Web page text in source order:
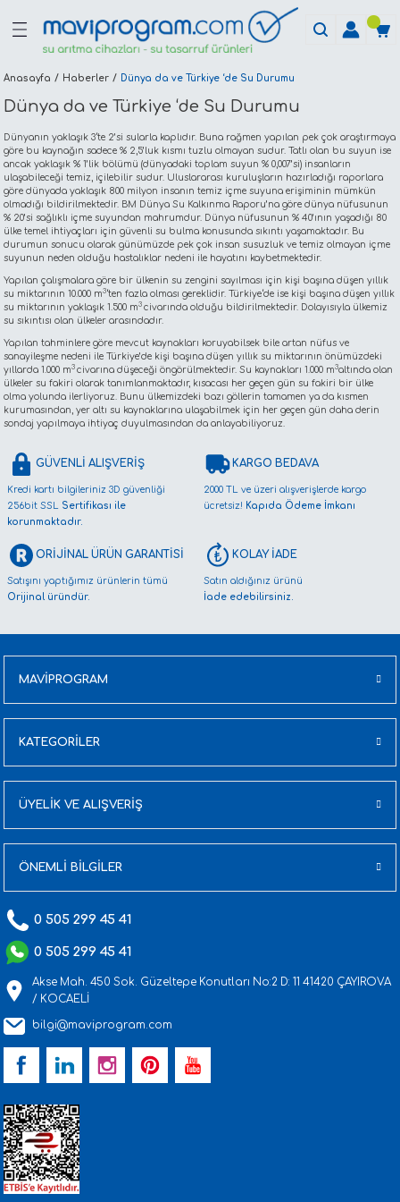
Anasayfa Haberler Dünya da ve Türkiye ‘de Su Durumu
Dünya da ve Türkiye ‘de Su Durumu
Dünyanın yaklaşık 3‘te 2’si sularla kaplıdır. Buna rağmen yapılan pek çok araştırmaya
göre bu kaynağın sadece % 2,5’luk kısmı tuzlu olmayan sudur. Tatlı olan bu suyun ise
ancak yaklaşık % 1’lik bölümü (dünyadaki toplam suyun % 0,007’si) insanların
ulaşabileceği temiz, içilebilir sudur. Uluslararası kuruluşların hazırladığı raporlara
göre dünyada yaklaşık 800 milyon insanın temiz içme suyuna erişiminin mümkün
olmadığı bildirilmektedir. BM Dünya Su Kalkınma Raporu’na göre dünya nüfusunun
% 20’si sağlıklı içme suyundan mahrumdur. Dünya nüfusunun % 40’ının yaşadığı 80
ülke temel ihtiyaçları için güvenli su bulma konusunda sıkıntı yaşamaktadır. Bu
durumun sonucu olarak günümüzde pek çok insan susuzluk ve temiz olmayan içme
suyunun neden olduğu hastalıklar nedeni ile hayatını kaybetmektedir.
Yapılan çalışmalara göre bir ülkenin su zengini sayılması için kişi başına düşen yıllık
su miktarının 10.000 m3‘ten fazla olması gereklidir. Türkiye‘de ise kişi başına düşen yıllık
su miktarının yaklaşık 1.500 m3 civarında olduğu bildirilmektedir. Dolayısıyla ülkemiz
su sıkıntısı olan ülkeler arasındadır.
Yapılan tahminlere göre mevcut kaynakları koruyabilsek bile artan nüfus ve
sanayileşme nedeni ile Türkiye’de kişi başına düşen yıllık su miktarının önümüzdeki
yıllarda 1.000 m3 civarına düşeceği öngörülmektedir. Su kaynakları 1.000 m3altında olan
ülkeler su fakiri olarak tanımlanmaktadır, kısacası her geçen gün su fakiri bir ülke
olma yolunda ilerliyoruz. Bunu ülkemizdeki bazı göllerin tamamen ya da kısmen
kurumasından, yer altı su kaynaklarına ulaşabilmek için her geçen gün daha derin
sondaj yapılmaya ihtiyaç duyulmasından da anlayabiliyoruz.
GÜVENLİ ALIŞVERİŞ
Kredi kartı bilgileriniz 3D güvenliği
256bit SSL Sertifikası ile
korunmaktadır.
KARGO BEDAVA
2000 TL ve üzeri alışverişlerde kargo
ücretsiz! Kapıda Ödeme İmkanı
ORİJİNAL ÜRÜN GARANTİSİ
Satışını yaptığımız ürünlerin tümü
Orijinal üründür.
KOLAY İADE
Satın aldığınız ürünü
İade edebilirsiniz.
MAVİPROGRAM
KATEGORİLER
ÜYELİK VE ALIŞVERİŞ
ÖNEMLİ BİLGİLER
0 505 299 45 41
0 505 299 45 41
Akse Mah. 450 Sok. Güzeltepe Konutları No:2 D: 11 41420 ÇAYIROVA
/ KOCAELİ
bilgi@maviprogram.com